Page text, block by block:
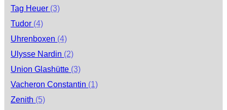
Tag Heuer (3)
Tudor (4)
Uhrenboxen (4)
Ulysse Nardin (2)
Union Glashütte (3)
Vacheron Constantin (1)
Zenith (5)